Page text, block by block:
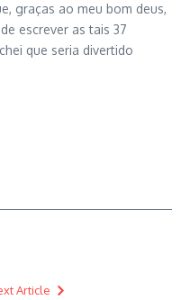
graças ao meu bom deus,
escrever as tais 37
que seria divertido
Article